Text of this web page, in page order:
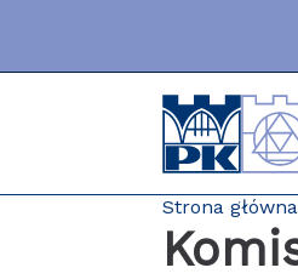
Strona główna